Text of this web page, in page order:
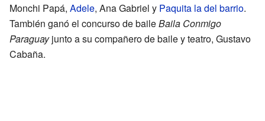
Monchi Papá, Adele, Ana Gabriel y Paquita la del barrio.
También ganó el concurso de baileBaila Conmigo
Paraguayjunto a su compañero de baile y teatro, Gustavo
Cabaña.